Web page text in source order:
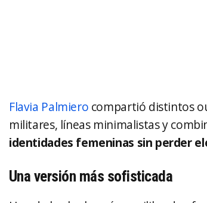
Flavia Palmiero compartió distintos
militares, líneas minimalistas y
identidades femeninas sin perder
Una versión más sofisticada